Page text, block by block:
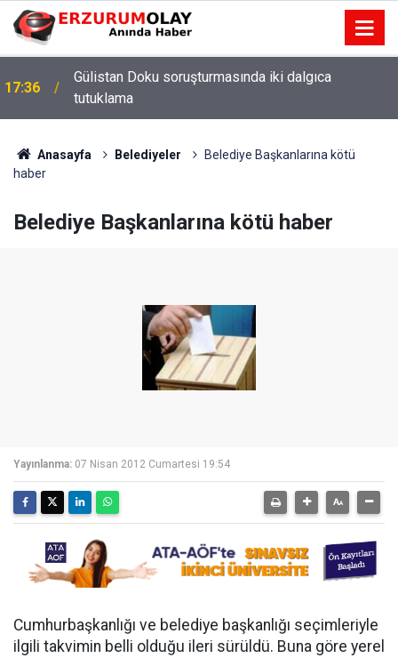
17:36
Gülistan Doku soruşturmasında iki dalgıca
tutuklama
Anasayfa Belediyeler
Belediye Başkanlarına kötü
haber
Belediye Başkanlarına kötü haber
Yayınlanma: 07 Nisan 2012 Cumartesi 19:54
Cumhurbaşkanlığı ve belediye başkanlığı seçimleriyle
ilgili takvimin belli olduğu ileri sürüldü. Buna göre yerel